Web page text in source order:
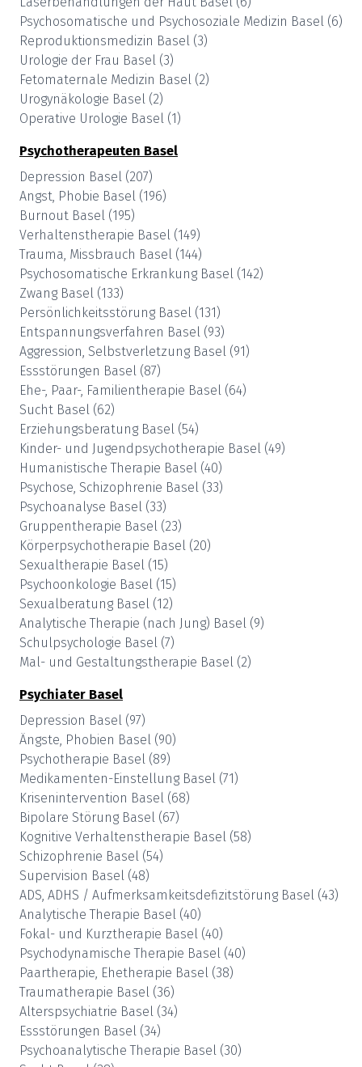
Psychosomatische und Psychosoziale Medizin Basel (6)
Reproduktionsmedizin Basel (3)
Urologie der Frau Basel (3)
Fetomaternale Medizin Basel (2)
Urogynäkologie Basel (2)
Operative Urologie Basel (1)
Psychotherapeuten Basel
Depression Basel (207)
Angst, Phobie Basel (196)
Burnout Basel (195)
Verhaltenstherapie Basel (149)
Trauma, Missbrauch Basel (144)
Psychosomatische Erkrankung Basel (142)
Zwang Basel (133)
Persönlichkeitsstörung Basel (131)
Entspannungsverfahren Basel (93)
Aggression, Selbstverletzung Basel (91)
Essstörungen Basel (87)
Ehe-, Paar-, Familientherapie Basel (64)
Sucht Basel (62)
Erziehungsberatung Basel (54)
Kinder- und Jugendpsychotherapie Basel (49)
Humanistische Therapie Basel (40)
Psychose, Schizophrenie Basel (33)
Psychoanalyse Basel (33)
Gruppentherapie Basel (23)
Körperpsychotherapie Basel (20)
Sexualtherapie Basel (15)
Psychoonkologie Basel (15)
Sexualberatung Basel (12)
Analytische Therapie (nach Jung) Basel (9)
Schulpsychologie Basel (7)
Mal- und Gestaltungstherapie Basel (2)
Psychiater Basel
Depression Basel (97)
Ängste, Phobien Basel (90)
Psychotherapie Basel (89)
Medikamenten-Einstellung Basel (71)
Krisenintervention Basel (68)
Bipolare Störung Basel (67)
Kognitive Verhaltenstherapie Basel (58)
Schizophrenie Basel (54)
Supervision Basel (48)
ADS, ADHS / Aufmerksamkeitsdefizitstörung Basel (43)
Analytische Therapie Basel (40)
Fokal- und Kurztherapie Basel (40)
Psychodynamische Therapie Basel (40)
Paartherapie, Ehetherapie Basel (38)
Traumatherapie Basel (36)
Alterspsychiatrie Basel (34)
Essstörungen Basel (34)
Psychoanalytische Therapie Basel (30)